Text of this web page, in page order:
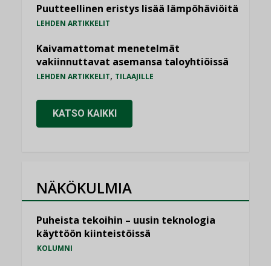
Puutteellinen eristys lisää lämpöhäviöitä
LEHDEN ARTIKKELIT
Kaivamattomat menetelmät
vakiinnuttavat asemansa taloyhtiöissä
LEHDEN ARTIKKELIT, TILAAJILLE
KATSO KAIKKI
NÄKÖKULMIA
Puheista tekoihin – uusin teknologia
käyttöön kiinteistöissä
KOLUMNI